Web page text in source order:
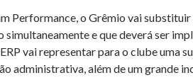
Performance, o Grêmio vai
e que deverá ser
vai representar para o clube uma
administrativa, além de um grande